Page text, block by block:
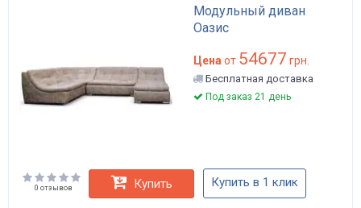
Модульный диван
Оазис
Цена от 54677 грн.
Бесплатная доставка
Под заказ 21 день
0 отзывов Купить Купить в 1 клик